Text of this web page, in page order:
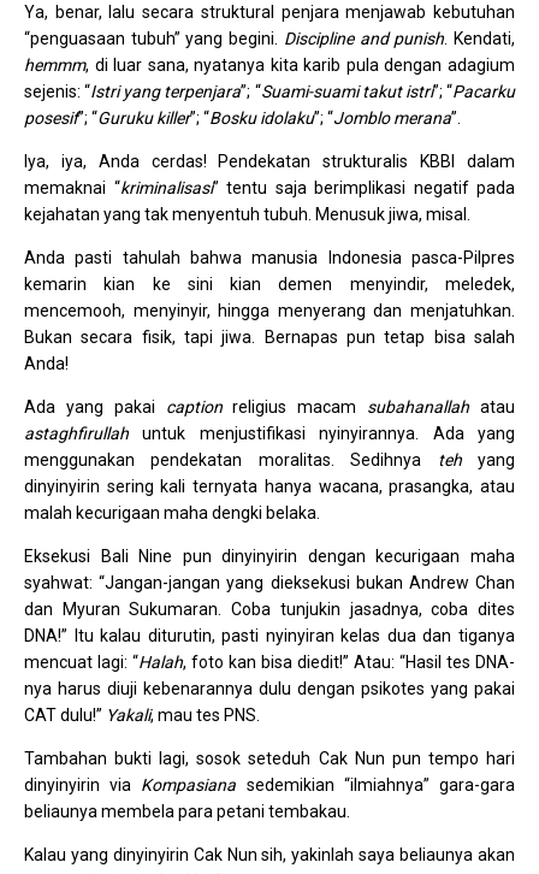
Ya, benar, lalu secara struktural penjara menjawab kebutuhan
“penguasaan tubuh” yang begini. Discipline and punish . Kendati,
hemmm, di luar sana, nyatanya kita karib pula dengan adagium
sejenis: “Istri yang terpenjara”; “Suami-suami takut istri”; “Pacarku
posesif”; “Guruku killer”; “Bosku idolaku”; “Jomblo merana”.
Iya, iya, Anda cerdas! Pendekatan strukturalis KBBI dalam
memaknai “kriminalisasi” tentu saja berimplikasi negatif pada
kejahatan yang tak menyentuh tubuh. Menusuk jiwa, misal.
Anda pasti tahulah bahwa manusia Indonesia pasca-Pilpres
kemarin kian ke sini kian demen menyindir, meledek,
mencemooh, menyinyir, hingga menyerang dan menjatuhkan.
Bukan secara fisik, tapi jiwa. Bernapas pun tetap bisa salah
Anda!
Ada yang pakai captionreligius macam subahanallah atau
astaghfirullah untuk menjustifikasi nyinyirannya. Ada yang
menggunakan pendekatan moralitas. Sedihnya tehyang
dinyinyirin sering kali ternyata hanya wacana, prasangka, atau
malah kecurigaan maha dengki belaka.
Eksekusi Bali Nine pun dinyinyirin dengan kecurigaan maha
syahwat: “Jangan-jangan yang dieksekusi bukan Andrew Chan
dan Myuran Sukumaran. Coba tunjukin jasadnya, coba dites
DNA!” Itu kalau diturutin, pasti nyinyiran kelas dua dan tiganya
mencuat lagi: “Halah, foto kan bisa diedit!” Atau: “Hasil tes DNA-
nya harus diuji kebenarannya dulu dengan psikotes yang pakai
CAT dulu!” Yakali, mau tes PNS.
Tambahan bukti lagi, sosok seteduh Cak Nun pun tempo hari
dinyinyirin via Kompasiana sedemikian “ilmiahnya” gara-gara
beliaunya membela para petani tembakau.
Kalau yang dinyinyirin Cak Nun sih, yakinlah saya beliaunya akan